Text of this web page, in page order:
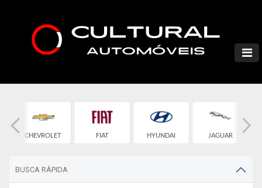
CHEVROLET FIAT HYUNDAI JAGUAR
BUSCA RÁPIDA